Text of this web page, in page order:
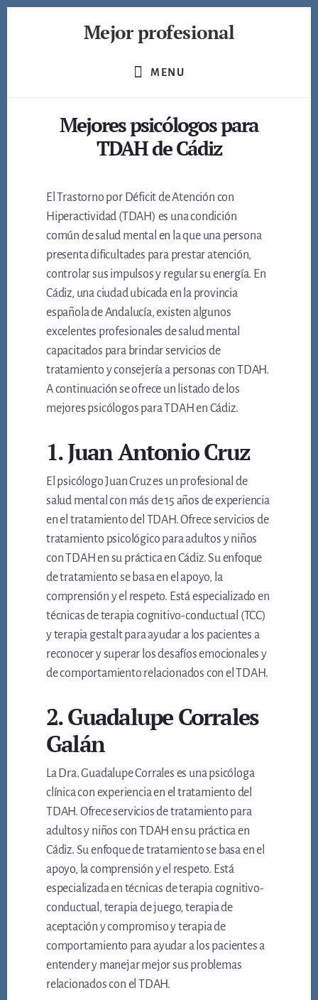
Mejor profesional
profesionales
MENU
Mejores psicólogos para
TDAH de Cádiz
El Trastorno por Déficit de Atención con
Hiperactividad (TDAH) es una condición
común de salud mental en la que una persona
presenta dificultades para prestar atención,
controlar sus impulsos y regular su energía. En
Cádiz, una ciudad ubicada en la provincia
española de Andalucía, existen algunos
excelentes profesionales de salud mental
capacitados para brindar servicios de
tratamiento y consejería a personas con TDAH.
A continuación se ofrece un listado de los
mejores psicólogos para TDAH en Cádiz.
1. Juan Antonio Cruz
El psicólogo Juan Cruz es un profesional de
salud mental con más de 15 años de experiencia
en el tratamiento del TDAH. Ofrece servicios de
tratamiento psicológico para adultos y niños
con TDAH en su práctica en Cádiz. Su enfoque
de tratamiento se basa en el apoyo, la
comprensión y el respeto. Está especializado en
técnicas de terapia cognitivo-conductual (TCC)
y terapia gestalt para ayudar a los pacientes a
reconocer y superar los desafíos emocionales y
de comportamiento relacionados con el TDAH.
2. Guadalupe Corrales
Galán
La Dra. Guadalupe Corrales es una psicóloga
clínica con experiencia en el tratamiento del
TDAH. Ofrece servicios de tratamiento para
adultos y niños con TDAH en su práctica en
Cádiz. Su enfoque de tratamiento se basa en el
apoyo, la comprensión y el respeto. Está
especializada en técnicas de terapia cognitivo-
conductual, terapia de juego, terapia de
aceptación y compromiso y terapia de
comportamiento para ayudar a los pacientes a
entender y manejar mejor sus problemas
relacionados con el TDAH.